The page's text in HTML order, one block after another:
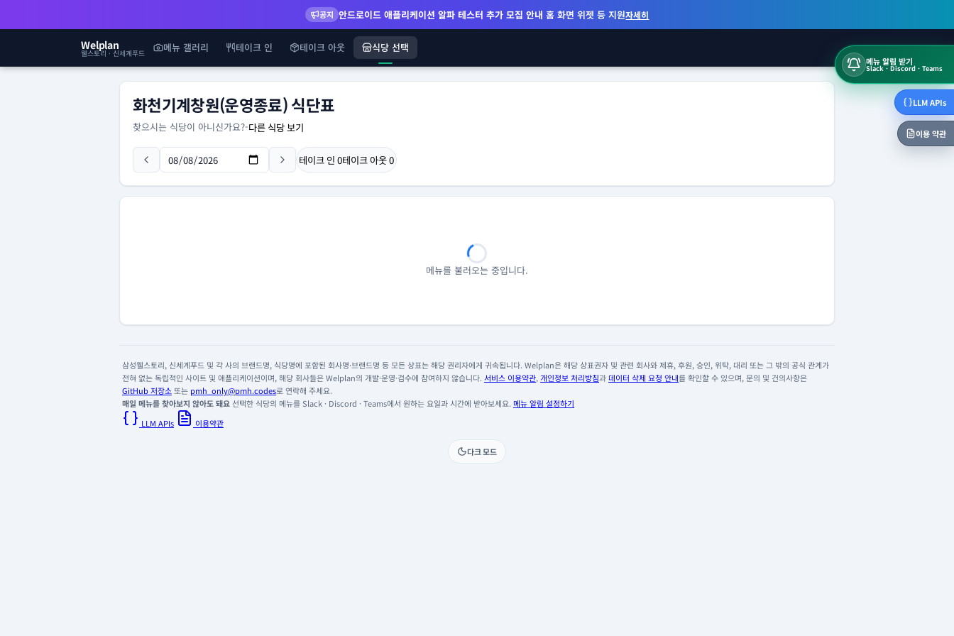
공지 안드로이드 애플리케이션 알파 테스터 추가 모집 안내 홈 화면 위젯 등 지원자세히
Welplan
웰스토리 · 신세계푸드 메뉴 갤러리 테이크 인 테이크 아웃 식당 선택
메뉴 알림 받기
Slack · Discord · Teams
LLM APIs
이용 약관
화천기계창원(운영종료) 식단표
찾으시는 식당이 아니신가요?-다른 식당 보기
테이크 인 0테이크 아웃0
메뉴를 불러오는 중입니다.
삼성웰스토리, 신세계푸드 및 각 사의 브랜드명, 식당명에 포함된 회사명·브랜드명 등 모든 상표는 해당 권리자에게 귀속됩니다. Welplan은 해당 상표권자 및 관련 회사와 제휴, 후원, 승인, 위탁, 대리 또는 그 밖의 공식 관계가
전혀 없는 독립적인 사이트 및 애플리케이션이며, 해당 회사들은 Welplan의 개발·운영·검수에 참여하지 않습니다. 서비스 이용약관, 개인정보 처리방침과데이터 삭제 요청 안내를 확인할 수 있으며, 문의 및 건의사항은
GitHub 저장소 또는 pmh_only@pmh.codes로 연락해 주세요.
매일 메뉴를 찾아보지 않아도 돼요선택한 식당의 메뉴를 Slack · Discord · Teams에서 원하는 요일과 시간에 받아보세요. 메뉴 알림 설정하기
LLM APIs
이용약관
다크 모드